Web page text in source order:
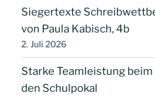
Siegertexte
von Paula Kabisch, 4b
2. Juli 2026
Starke Teamleistung
den Schulpokal